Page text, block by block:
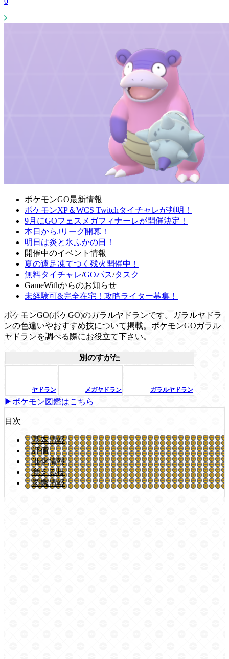
ポケモンGO最新情報
ポケモンXP＆WCS Twitchタイチャレが判明！
9月にGOフェスメガフィナーレが開催決定！
本日からJリーグ開幕！
明日は炎と氷ふかの日！
開催中のイベント情報
夏の遠足凍てつく残火開催中！
無料タイチャレ/GOパス/タスク
GameWithからのお知らせ
未経験可&完全在宅！攻略ライター募集！
ポケモンGO(ポケGO)のガラルヤドランです。ガラルヤドラ
ンの色違いやおすすめ技について掲載。ポケモンGOガラル
ヤドランを調べる際にお役立て下さい。
別のすがた
ヤドラン メガヤドラン ガラルヤドラン
▶ポケモン図鑑はこちら
目次
基本情報
評価
進化情報
覚える技
図鑑情報